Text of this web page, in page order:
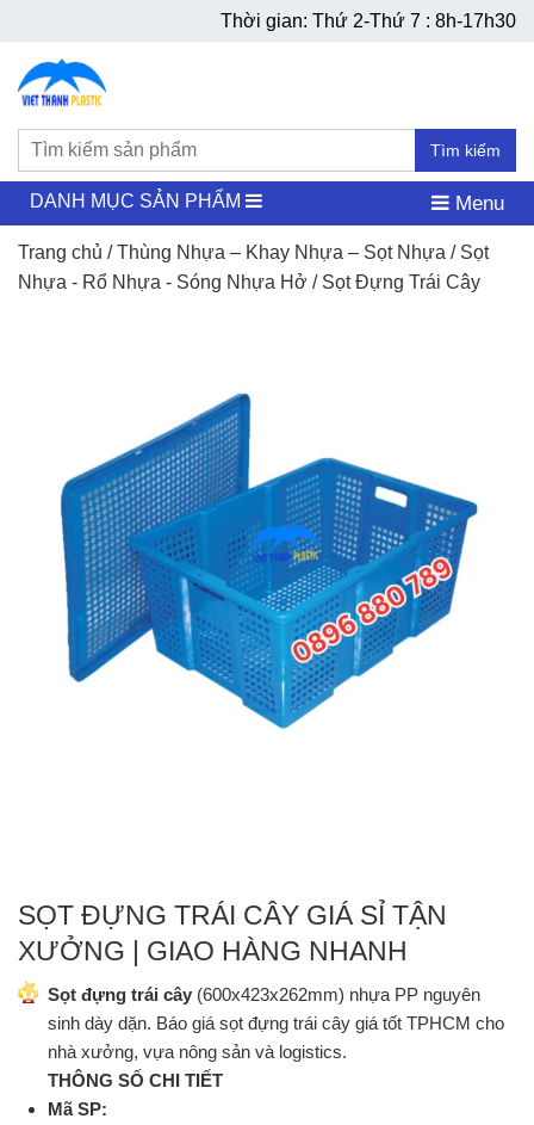
Thời gian: Thứ 2-Thứ 7 : 8h-17h30
Tìm kiếm
DANH MỤC SẢN PHẨM Menu
Trang chủ /Thùng Nhựa – Khay Nhựa – Sọt Nhựa / Sọt
Nhựa - Rổ Nhựa - Sóng Nhựa Hở / Sọt Đựng Trái Cây
SỌT ĐỰNG TRÁI CÂY GIÁ SỈ TẬN
XƯỞNG | GIAO HÀNG NHANH
Sọt đựng trái cây (600x423x262mm) nhựa PP nguyên
sinh dày dặn. Báo giá sọt đựng trái cây giá tốt TPHCM cho
nhà xưởng, vựa nông sản và logistics.
THÔNG SỐ CHI TIẾT
Mã SP: